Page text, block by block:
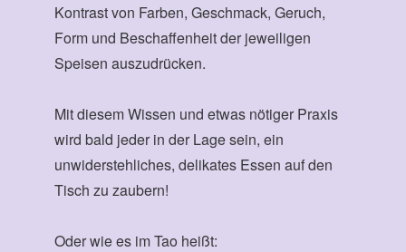
Kontrast von Farben, Geschmack, Geruch,
Form und Beschaffenheit der jeweiligen
Speisen auszudrücken.
Mit diesem Wissen und etwas nötiger Praxis
wird bald jeder in der Lage sein, ein
unwiderstehliches, delikates Essen auf den
Tisch zu zaubern!
Oder wie es im Tao heißt: